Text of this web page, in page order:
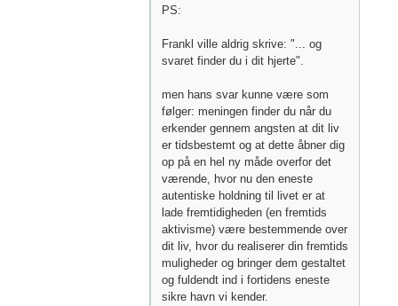
PS:
Frankl ville aldrig skrive: "... og
svaret finder du i dit hjerte".
men hans svar kunne være som
følger: meningen finder du når du
erkender gennem angsten at dit liv
er tidsbestemt og at dette åbner dig
op på en hel ny måde overfor det
værende, hvor nu den eneste
autentiske holdning til livet er at
lade fremtidigheden (en fremtids
aktivisme) være bestemmende over
dit liv, hvor du realiserer din fremtids
muligheder og bringer dem gestaltet
og fuldendt ind i fortidens eneste
sikre havn vi kender.